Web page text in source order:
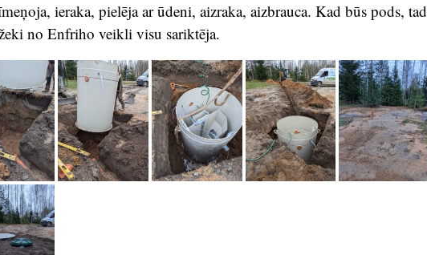
ieraka, pielēja ar ūdeni, aizraka, aizbrauca. Kad būs pods, tad
no Enfriho veikli visu sariktēja.